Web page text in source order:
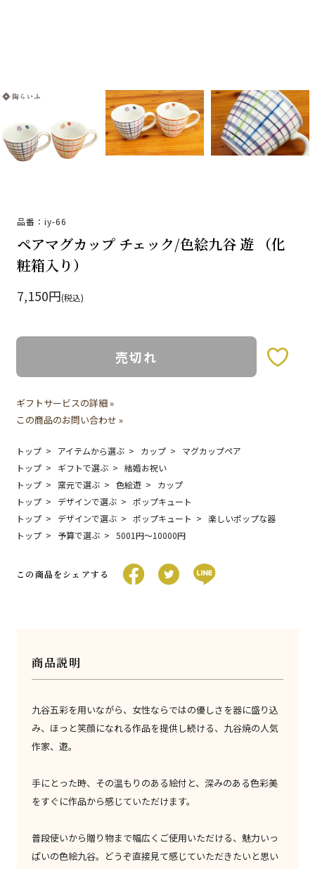
品番：iy-66
ペアマグカップ チェック/色絵九谷 遊 （化
粧箱入り）
7,150円(税込)
売切れ
ギフトサービスの詳細 »
この商品のお問い合わせ »
トップ アイテムから選ぶ カップ
マグカップペア
トップ
ギフトで選ぶ
結婚お祝い
トップ
窯元で選ぶ 色絵遊
カップ
トップ
デザインで選ぶ
ポップキュート
トップ
デザインで選ぶ ポップキュート
楽しいポップな器
トップ
予算で選ぶ 5001円〜10000円
この商品をシェアする
商品説明
九谷五彩を用いながら、女性ならではの優しさを器に盛り込
み、ほっと笑顔になれる作品を提供し続ける、九谷焼の人気
作家、遊。
手にとった時、その温もりのある絵付と、深みのある色彩美
をすぐに作品から感じていただけます。
普段使いから贈り物まで幅広くご使用いただける、魅力いっ
ぱいの色絵九谷。どうぞ直接見て感じていただきたいと思い